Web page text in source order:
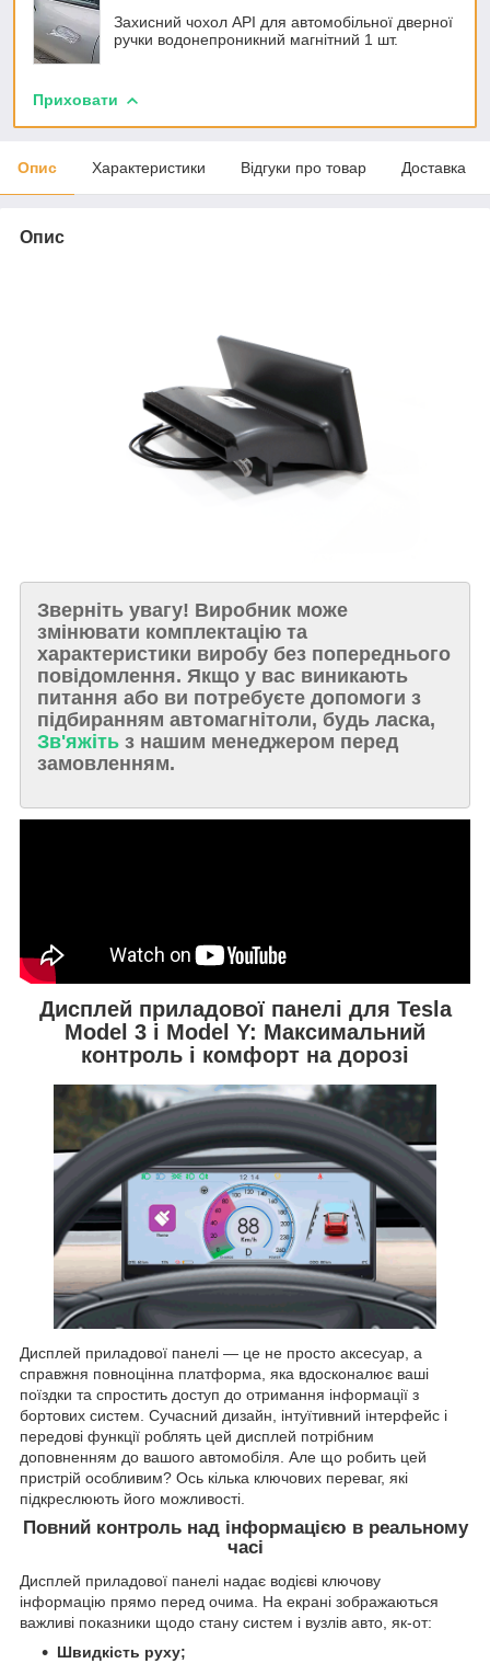
Захисний чохол API для автомобільної дверної
ручки водонепроникний магнітний 1 шт.
Приховати
Опис Характеристики Відгуки про товар Доставка
Опис
Зверніть увагу! Виробник може
змінювати комплектацію та
характеристики виробу без попереднього
повідомлення. Якщо у вас виникають
питання або ви потребуєте допомоги з
підбиранням автомагнітоли, будь ласка,
Зв'яжіть з нашим менеджером перед
замовленням.
Дисплей приладової панелі для Tesla
Model 3 і Model Y: Максимальний
контроль і комфорт на дорозі
Дисплей приладової панелі — це не просто аксесуар, а
справжня повноцінна платформа, яка вдосконалює ваші
поїздки та спростить доступ до отримання інформації з
бортових систем. Сучасний дизайн, інтуїтивний інтерфейс і
передові функції роблять цей дисплей потрібним
доповненням до вашого автомобіля. Але що робить цей
пристрій особливим? Ось кілька ключових переваг, які
підкреслюють його можливості.
Повний контроль над інформацією в реальному
часі
Дисплей приладової панелі надає водієві ключову
інформацію прямо перед очима. На екрані зображаються
важливі показники щодо стану систем і вузлів авто, як-от:
Швидкість руху;